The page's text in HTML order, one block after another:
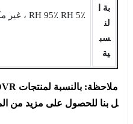
بة ا
لن
سب
ية
5٪ RH 95٪ RH ، غير مكثف
ل بنا للحصول على مزيد من